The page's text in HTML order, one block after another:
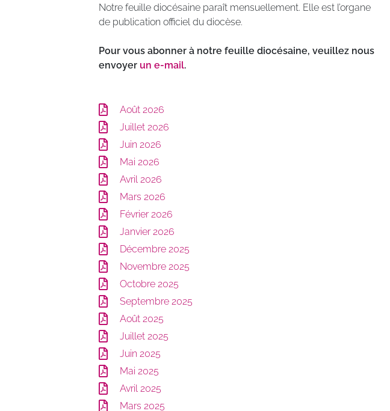
Notre feuille diocésaine paraît mensuellement. Elle est l’organe
de publication officiel du diocèse.
Pour vous abonner à notre feuille diocésaine, veuillez nous
envoyer un e-mail.
Août 2026
Juillet 2026
Juin 2026
Mai 2026
Avril 2026
Mars 2026
Février 2026
Janvier 2026
Décembre 2025
Novembre 2025
Octobre 2025
Septembre 2025
Août 2025
Juillet 2025
Juin 2025
Mai 2025
Avril 2025
Mars 2025